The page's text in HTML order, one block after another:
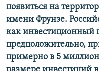
появиться на
имени Фрунзе.
как инвестиционный
предположительно,
примерно в 5